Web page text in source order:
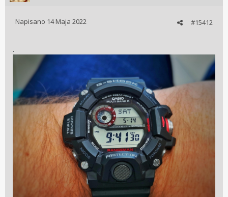
#15412
Napisano 14 Maja 2022
.